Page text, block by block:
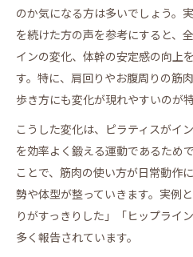
のか気になる方は多いでしょう。
を続けた方の声を参考にすると、
インの変化、体幹の安定感の向上
す。特に、肩回りやお腹周りの筋
歩き方にも変化が現れやすいのが特
こうした変化は、ピラティスがイ
を効率よく鍛える運動であるため
ことで、筋肉の使い方が日常動作
勢や体型が整っていきます。実例
りがすっきりした」「ヒップライ
多く報告されています。